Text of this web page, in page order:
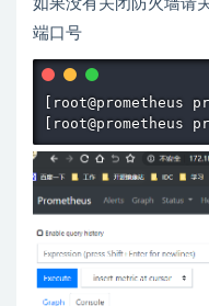
如果没有关闭防火墙请
端口号
[root@prometheus